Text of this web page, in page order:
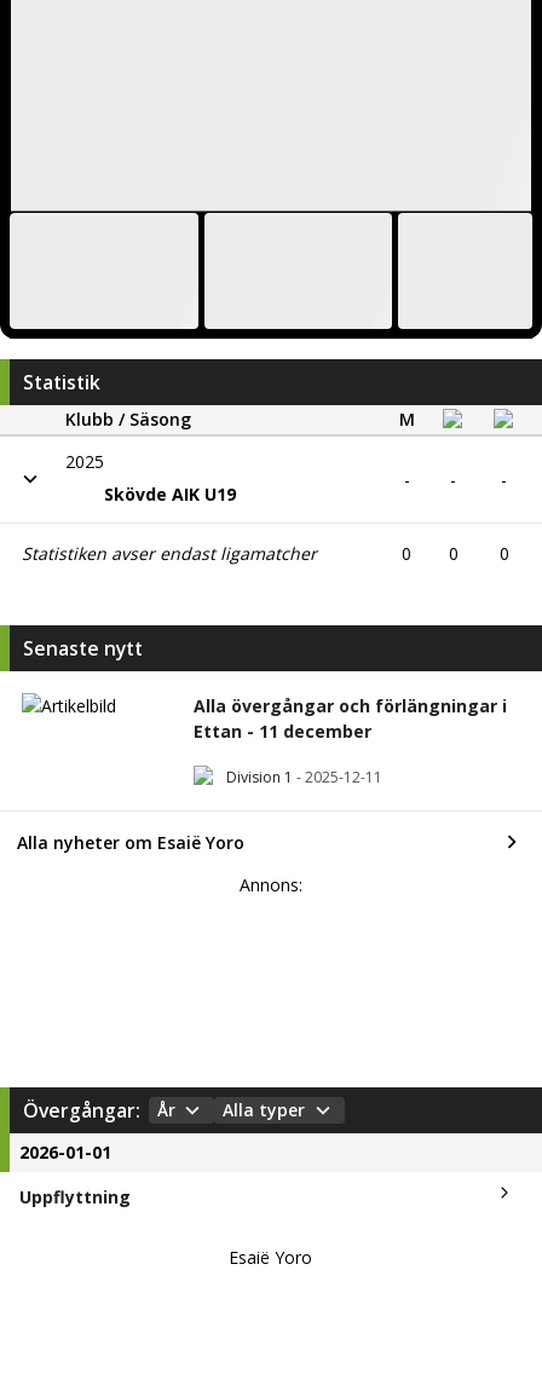
Statistik
Klubb / Säsong
M
2025
Skövde AIK U19
- - -
Statistiken avser endast ligamatcher 0 0 0
Senaste nytt
Alla övergångar och förlängningar i
Ettan - 11 december
Division 1 -2025-12-11
Alla nyheter om Esaië Yoro
Annons:
Övergångar: År
Alla typer
2026-01-01
Uppflyttning
Esaië Yoro